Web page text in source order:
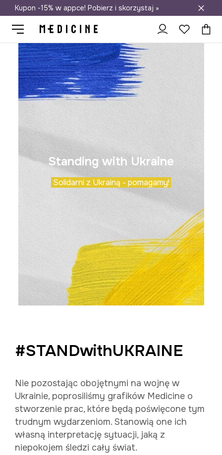
Darmowa dostawa do salonów
Kupon -15% w appce! Pobierz i skorzystaj »
Standing with Ukraine
Solidarni z Ukrainą - pomagamy!
#STANDwithUKRAINE
Nie pozostając obojętnymi na wojnę w
Ukrainie, poprosiliśmy grafików Medicine o
stworzenie prac, które będą poświęcone tym
trudnym wydarzeniom. Stanowią one ich
własną interpretację sytuacji, jaką z
niepokojem śledzi cały świat.